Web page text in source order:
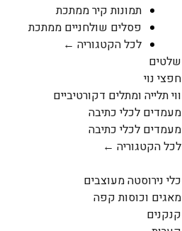
תמונות קיר ממתכת
פסלים שולחניים ממתכת
לכל הקטגוריה ←
שלטים
חפצי נוי
ווי תלייה ומתלים דקורטיביים
מעמדים לכלי כתיבה
מעמדים לכלי כתיבה
לכל הקטגוריה ←
כלי נירוסטה מעוצבים
מאגים וכוסות קפה
קנקנים